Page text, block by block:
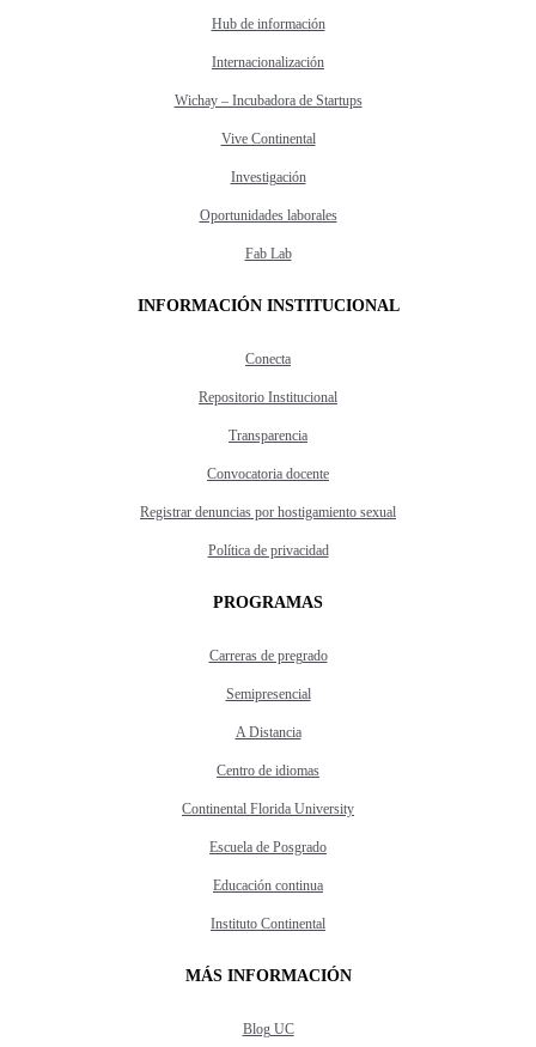
Hub de información
Internacionalización
Wichay – Incubadora de Startups
Vive Continental
Investigación
Oportunidades laborales
Fab Lab
INFORMACIÓN INSTITUCIONAL
Conecta
Repositorio Institucional
Transparencia
Convocatoria docente
Registrar denuncias por hostigamiento sexual
Política de privacidad
PROGRAMAS
Carreras de pregrado
Semipresencial
A Distancia
Centro de idiomas
Continental Florida University
Escuela de Posgrado
Educación continua
Instituto Continental
MÁS INFORMACIÓN
Blog UC